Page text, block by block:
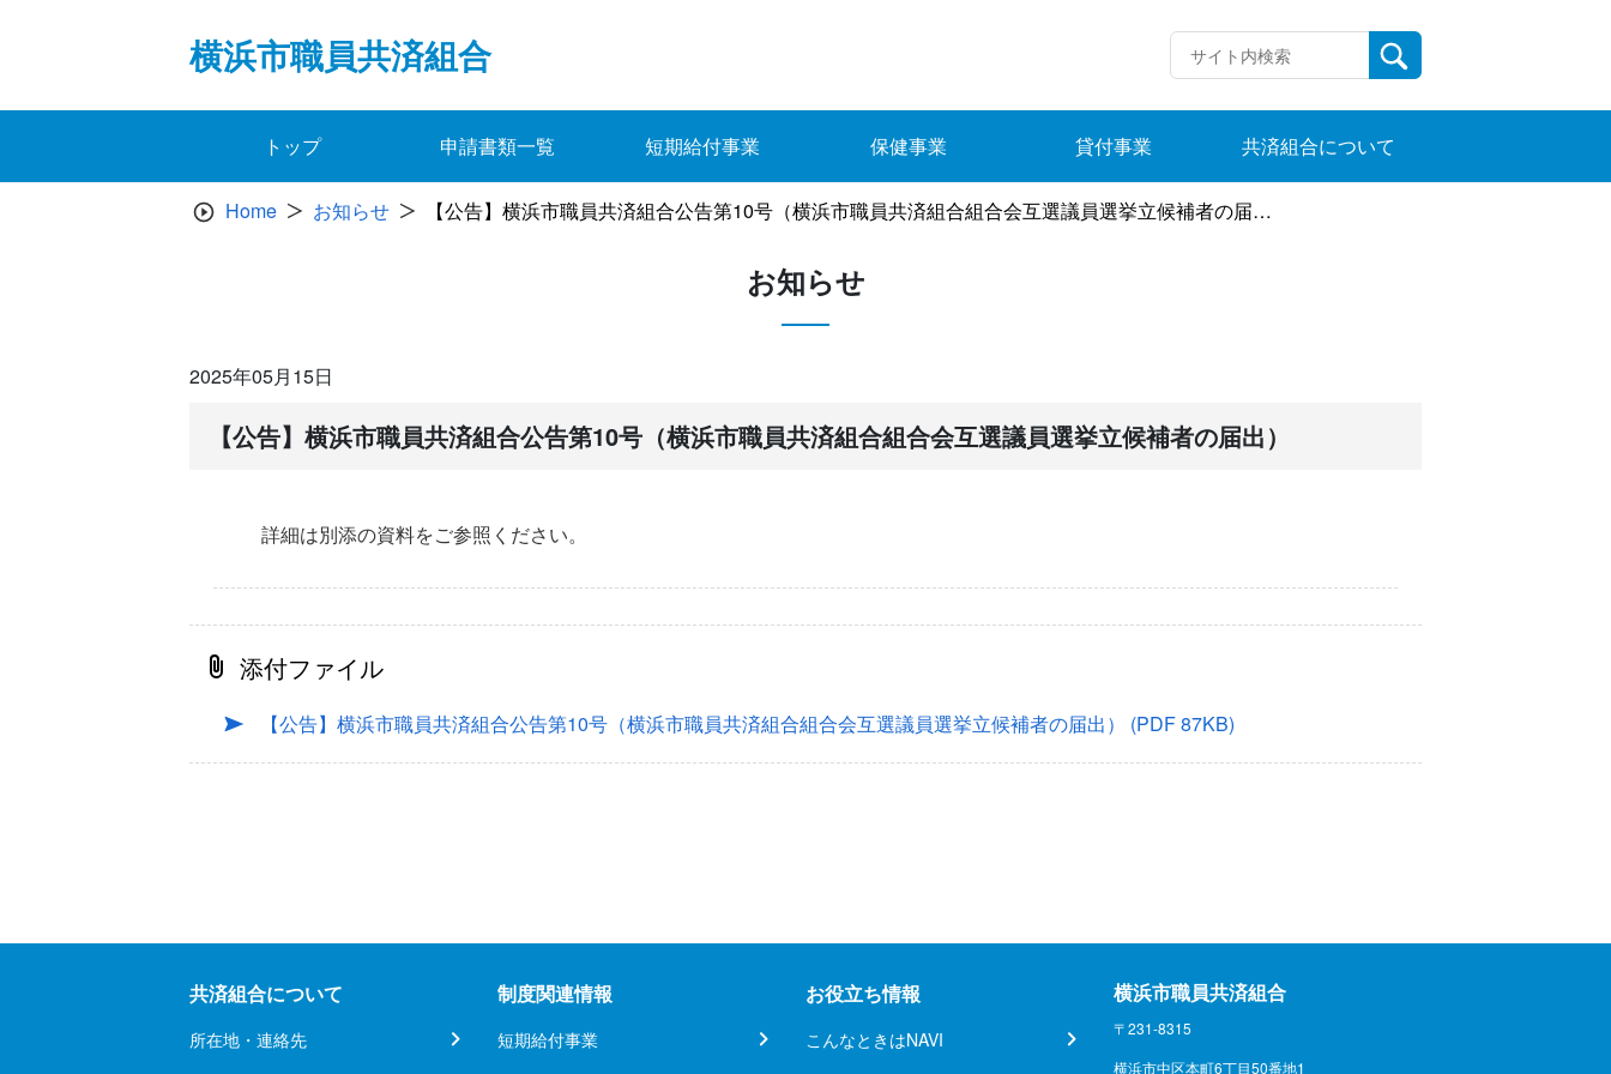
横浜市職員共済組合
トップ 申請書類一覧 短期給付事業 保健事業 貸付事業 共済組合について
Home お知らせ 【公告】横浜市職員共済組合公告第10号（横浜市職員共済組合組合会互選議員選挙立候補者の届出）
お知らせ
2025年05月15日
【公告】横浜市職員共済組合公告第10号（横浜市職員共済組合組合会互選議員選挙立候補者の届出）
詳細は別添の資料をご参照ください。
添付ファイル
【公告】横浜市職員共済組合公告第10号（横浜市職員共済組合組合会互選議員選挙立候補者の届出） (PDF 87KB)
共済組合について
所在地・連絡先
制度関連情報
短期給付事業
お役立ち情報
こんなときはNAVI
横浜市職員共済組合
〒231-8315
横浜市中区本町6丁目50番地1